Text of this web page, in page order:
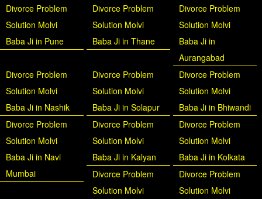
Divorce Problem
Solution Molvi
Baba Ji in Pune
Divorce Problem
Solution Molvi
Baba Ji in Thane
Divorce Problem
Solution Molvi
Baba Ji in
Aurangabad
Divorce Problem
Solution Molvi
Baba Ji in Nashik
Divorce Problem
Solution Molvi
Baba Ji in Solapur
Divorce Problem
Solution Molvi
Baba Ji in Bhiwandi
Divorce Problem
Solution Molvi
Baba Ji in Navi
Mumbai
Divorce Problem
Solution Molvi
Baba Ji in Kalyan
Divorce Problem
Solution Molvi
Baba Ji in Kolkata
Divorce Problem
Solution Molvi
Divorce Problem
Solution Molvi